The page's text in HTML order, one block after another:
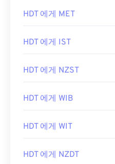
HDT 에게 MET
HDT 에게 IST
HDT 에게 NZST
HDT 에게 WIB
HDT 에게 WIT
HDT 에게 NZDT